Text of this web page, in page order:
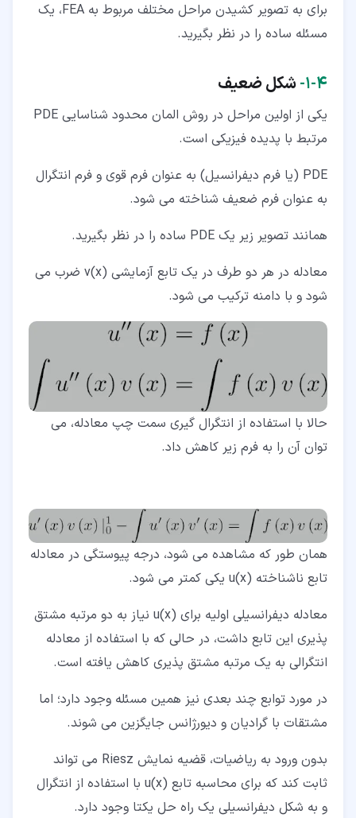
برای به تصویر کشیدن مراحل مختلف مربوط به FEA، یک
مسئله ساده را در نظر بگیرید.
۴‏-‏۱‏- شکل ضعیف
یکی از اولین مراحل در روش المان محدود شناسایی PDE
مرتبط با پدیده فیزیکی است.
PDE (یا فرم دیفرانسیل) به عنوان فرم قوی و فرم انتگرال
به عنوان فرم ضعیف شناخته می شود.
همانند تصویر زیر یک PDE ساده را در نظر بگیرید.
معادله در هر دو طرف در یک تابع آزمایشی v(x) ضرب می
شود و با دامنه ترکیب می شود.
حالا با استفاده از انتگرال گیری سمت چپ معادله، می
توان آن را به فرم زیر کاهش داد.
همان طور که مشاهده می شود، درجه پیوستگی در معادله
تابع ناشناخته u(x) یکی کمتر می شود.
معادله دیفرانسیلی اولیه برای u(x) نیاز به دو مرتبه مشتق
پذیری این تابع داشت، در حالی که با استفاده از معادله
انتگرالی به یک مرتبه مشتق پذیری کاهش یافته است.
در مورد توابع چند بعدی نیز همین مسئله وجود دارد؛ اما
مشتقات با گرادیان و دیورژانس جایگزین می شوند.
بدون ورود به ریاضیات، قضیه نمایش Riesz می تواند
ثابت کند که برای محاسبه تابع u(x) با استفاده از انتگرال
و به شکل دیفرانسیلی یک راه حل یکتا وجود دارد.